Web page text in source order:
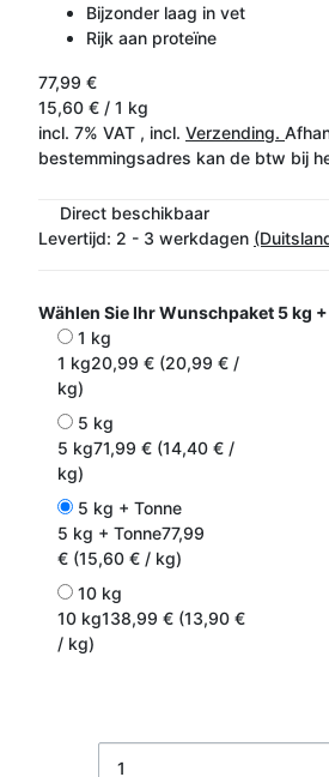
Bijzonder laag in vet
Rijk aan proteïne
77,99 €
15,60 € / 1 kg
incl. 7% VAT , incl. Verzending.
bestemmingsadres kan de btw bij
Direct beschikbaar
Levertijd: 2 - 3 werkdagen
Wählen Sie Ihr Wunschpaket 5 kg
1 kg
1 kg20,99 € (20,99 € /
kg)
5 kg
5 kg71,99 € (14,40 € /
kg)
5 kg + Tonne
5 kg + Tonne77,99
€ (15,60 € / kg)
10 kg
10 kg138,99 € (13,90 €
/ kg)